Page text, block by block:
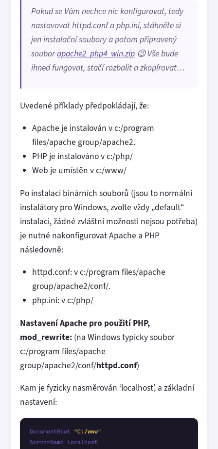
Pokud se Vám nechce nic konfigurovat, tedy
nastavovat httpd.conf a php.ini, stáhněte si
jen instalační soubory a potom připravený
souborapache2_php4_win.zip 😉 Vše bude
ihned fungovat, stačí rozbalit a zkopírovat…
Uvedené příklady předpokládají, že:
Apache je instalován v c:/program
files/apache group/apache2.
PHP je instalováno v c:/php/
Web je umístěn v c:/www/
Po instalaci binárních souborů (jsou to normální
instalátory pro Windows, zvolte vždy „default“
instalaci, žádné zvláštní možnosti nejsou potřeba)
je nutné nakonfigurovat Apache a PHP
následovně:
httpd.conf: v c:/program files/apache
group/apache2/conf/.
php.ini: v c:/php/
Nastavení Apache pro použití PHP,
mod_rewrite: (na Windows typicky soubor
c:/program files/apache
group/apache2/conf/httpd.conf)
Kam je fyzicky nasměrován ‘localhost’, a základní
nastavení:
DocumentRoot "C:/www"
ServerName localhost